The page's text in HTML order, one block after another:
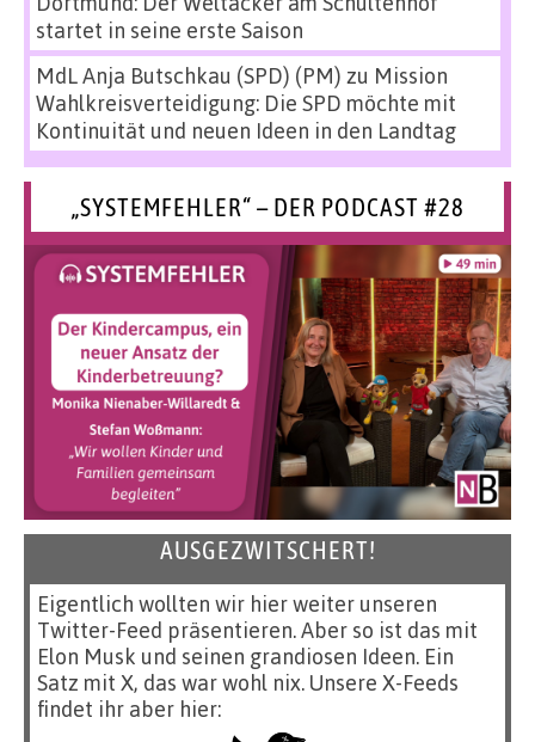
startet in seine erste Saison
MdL Anja Butschkau (SPD) (PM) zu Mission
Wahlkreisverteidigung: Die SPD möchte mit
Kontinuität und neuen Ideen in den Landtag
„SYSTEMFEHLER“ – DER PODCAST #28
AUSGEZWITSCHERT!
Eigentlich wollten wir hier weiter unseren
Twitter-Feed präsentieren. Aber so ist das mit
Elon Musk und seinen grandiosen Ideen. Ein
Satz mit X, das war wohl nix. Unsere X-Feeds
findet ihr aber hier: